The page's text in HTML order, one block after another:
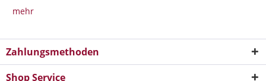
mehr
Zahlungsmethoden
Shop Service